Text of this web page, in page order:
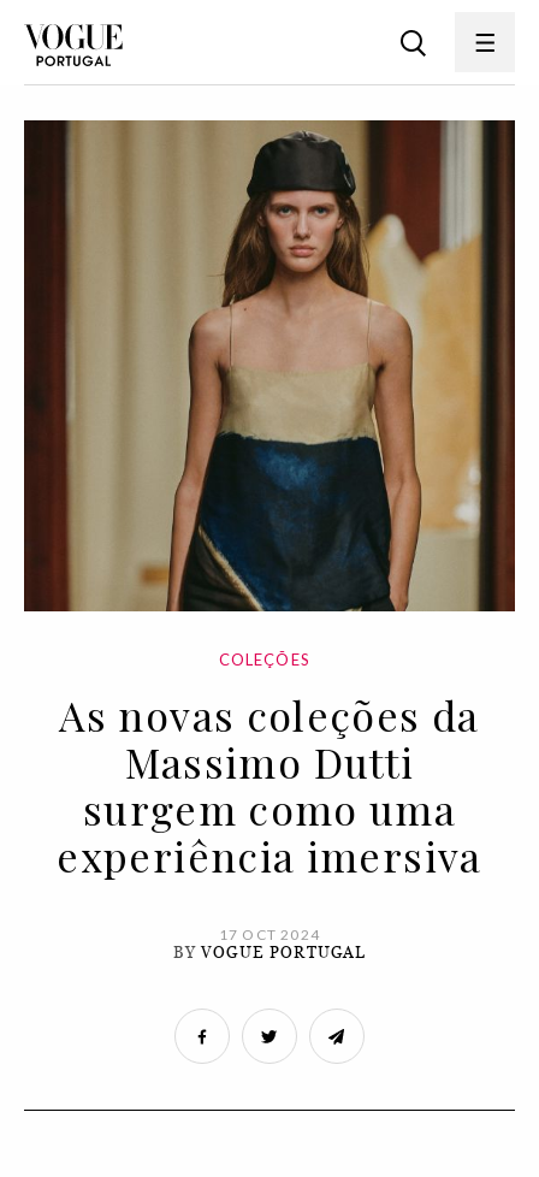
COLEÇÕES
As novas coleções da
Massimo Dutti
surgem como uma
experiência imersiva
17 OCT 2024
BYVOGUE PORTUGAL